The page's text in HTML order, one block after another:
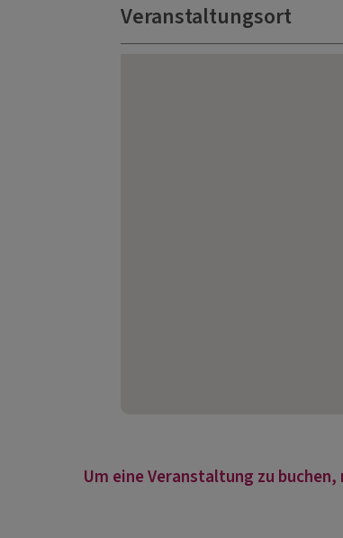
Veranstaltungsort
Um eine Veranstaltung zu